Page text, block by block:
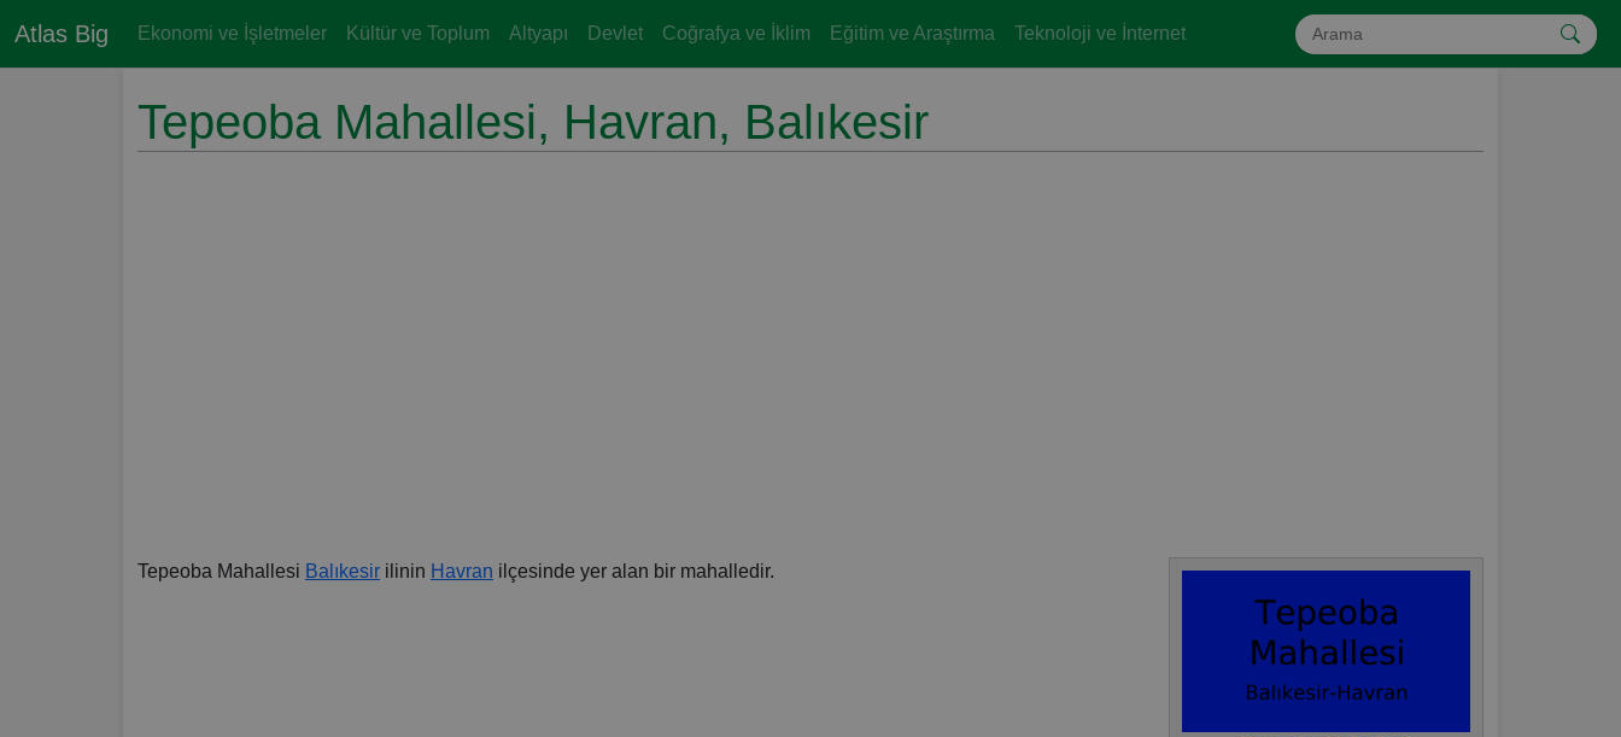
Atlas Big Ekonomi ve İşletmeler Kültür ve Toplum Altyapı Devlet Coğrafya ve İklim Eğitim ve Araştırma Teknoloji ve İnternet
Tepeoba Mahallesi, Havran, Balıkesir
Tepeoba Mahallesi Balıkesir ilinin Havran ilçesinde yer alan bir mahalledir.